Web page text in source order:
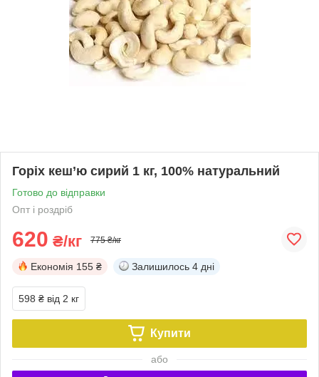
Горіх кеш’ю сирий 1 кг, 100% натуральний
Готово до відправки
Опт і роздріб
620 ₴/кг 775 ₴/кг
Економія 155 ₴ Залишилось 4 дні
598 ₴ від 2 кг
Купити
або